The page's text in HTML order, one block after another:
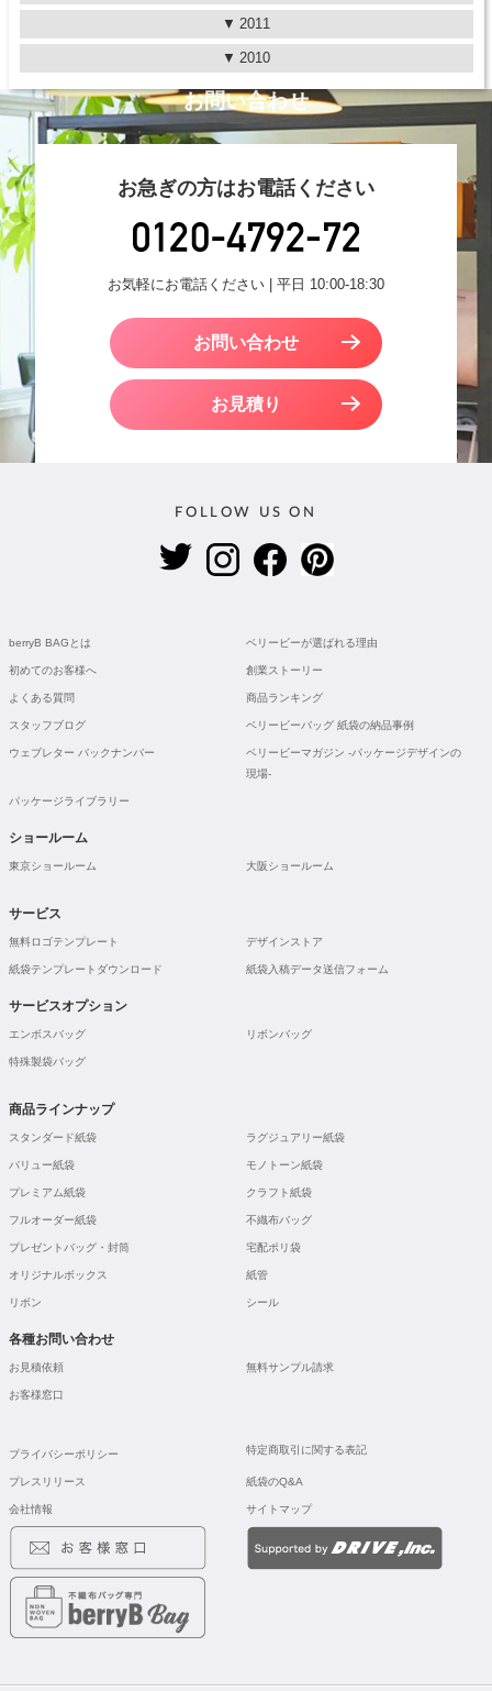
2011
2010
お問い合わせ
お急ぎの方はお電話ください
お気軽にお電話ください | 平日 10:00-18:30
お問い合わせ
お見積り
FOLLOW US ON
berryB BAGとは ベリービーが選ばれる理由
初めてのお客様へ 創業ストーリー
よくある質問 商品ランキング
スタッフブログ ベリービーバッグ 紙袋の納品事例
ウェブレター バックナンバー
ベリービーマガジン -パッケージデザインの
現場-
パッケージライブラリー
ショールーム
東京ショールーム 大阪ショールーム
サービス
無料ロゴテンプレート デザインストア
紙袋テンプレートダウンロード 紙袋入稿データ送信フォーム
サービスオプション
エンボスバッグ リボンバッグ
特殊製袋バッグ
商品ラインナップ
スタンダード紙袋 ラグジュアリー紙袋
バリュー紙袋 モノトーン紙袋
プレミアム紙袋 クラフト紙袋
フルオーダー紙袋 不織布バッグ
プレゼントバッグ・封筒 宅配ポリ袋
オリジナルボックス 紙管
リボン シール
各種お問い合わせ
お見積依頼 無料サンプル請求
お客様窓口
プライバシーポリシー 特定商取引に関する表記
プレスリリース 紙袋のQ&A
会社情報 サイトマップ